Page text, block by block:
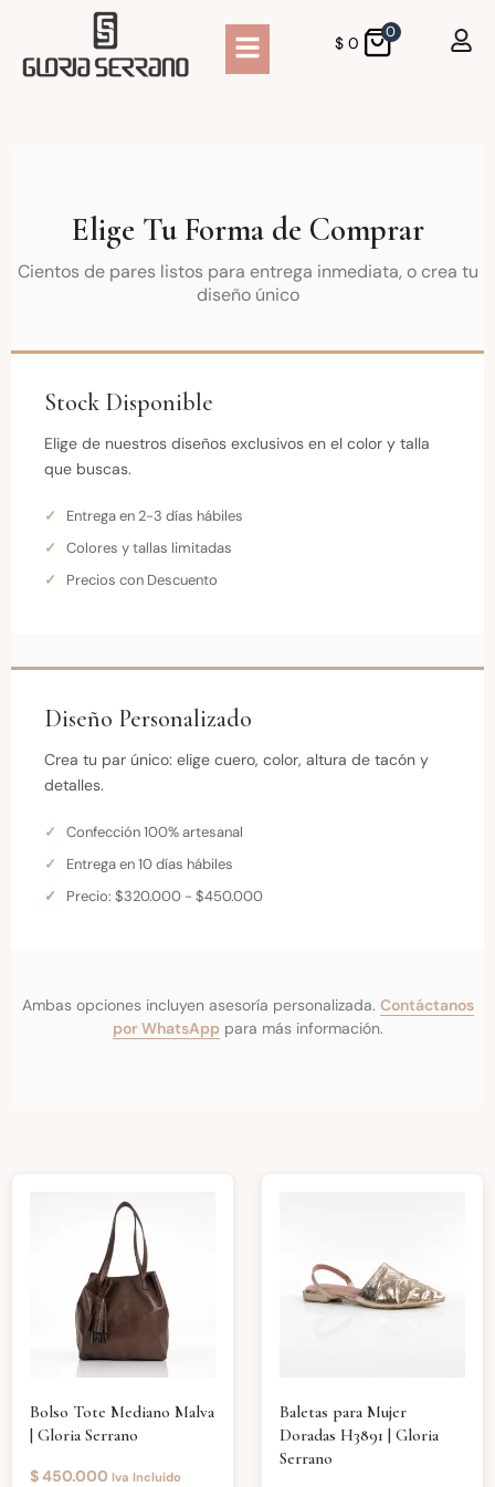
$0
0
Elige Tu Forma de Comprar
Cientos de pares listos para entrega inmediata, o crea tu
diseño único
Stock Disponible
Elige de nuestros diseños exclusivos en el color y talla
que buscas.
Entrega en 2-3 días hábiles
Colores y tallas limitadas
Precios con Descuento
Diseño Personalizado
Crea tu par único: elige cuero, color, altura de tacón y
detalles.
Confección 100% artesanal
Entrega en 10 días hábiles
Precio: $320.000 - $450.000
Ambas opciones incluyen asesoría personalizada. Contáctanos
por WhatsApppara más información.
Bolso Tote Mediano Malva
| Gloria Serrano
$450.000 Iva Incluido
Baletas para Mujer
Doradas H3891 | Gloria
Serrano